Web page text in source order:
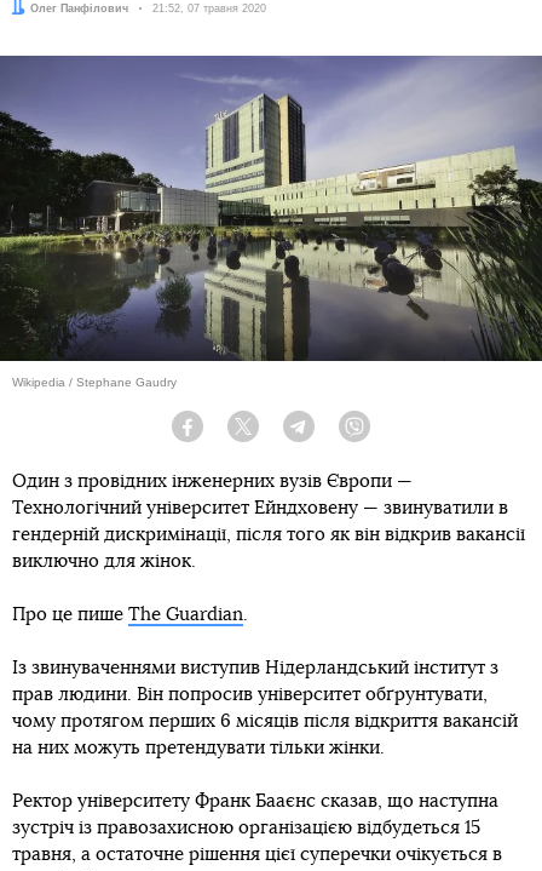
Автор:
Олег Панфілович Дата:
21:52, 07 травня 2020
Wikipedia / Stephane Gaudry
Facebook Twitter Telegram
Один з провідних інженерних вузів Європи —
Технологічний університет Ейндховену — звинуватили в
гендерній дискримінації, після того як він відкрив вакансії
виключно для жінок.
Про це пише The Guardian.
Із звинуваченнями виступив Нідерландський інститут з
прав людини. Він попросив університет обґрунтувати,
чому протягом перших 6 місяців після відкриття вакансій
на них можуть претендувати тільки жінки.
Ректор університету Франк Бааєнс сказав, що наступна
зустріч із правозахисною організацією відбудеться 15
травня, а остаточне рішення цієї суперечки очікується в